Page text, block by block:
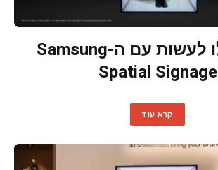
מה תוכלו לעשות עם ה-Samsung
Spatial Signage
קרא עוד